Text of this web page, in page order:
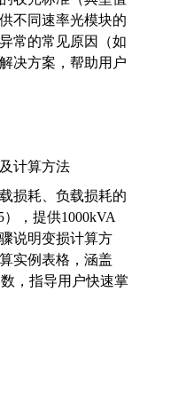
不同速率光模块的
常的常见原因（如
决方案，帮助用户
计算方法
损耗、负载损耗的
），提供1000kVA
说明变损计算方
实例表格，涵盖
，指导用户快速掌